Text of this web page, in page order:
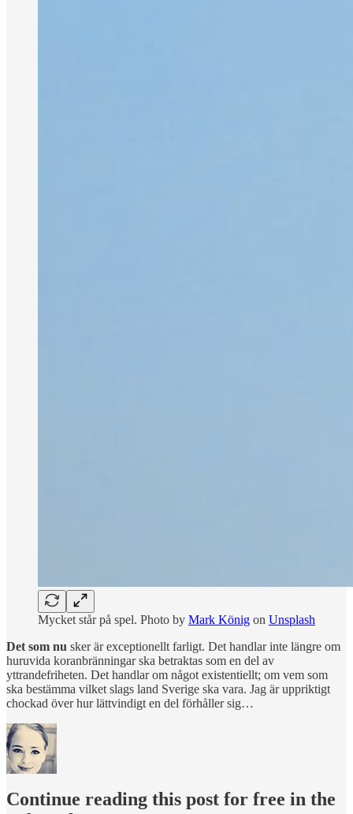
Mycket står på spel. Photo by Mark König on Unsplash
Det som nu sker är exceptionellt farligt. Det handlar inte längre om
huruvida koranbränningar ska betraktas som en del av
yttrandefriheten. Det handlar om något existentiellt; om vem som
ska bestämma vilket slags land Sverige ska vara. Jag är uppriktigt
chockad över hur lättvindigt en del förhåller sig…
Continue reading this post for free in the